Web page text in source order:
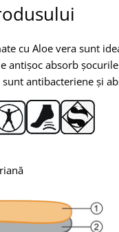
cu Aloe vera sunt
antișoc absorb
antibacteriene și